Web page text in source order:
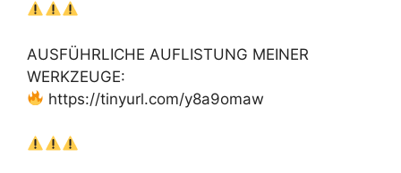
AUSFÜHRLICHE AUFLISTUNG MEINER
WERKZEUGE:
https://tinyurl.com/y8a9omaw